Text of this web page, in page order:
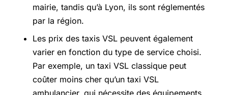
mairie, tandis qu’à Lyon, ils sont réglementés
par la région.
Les prix des taxis VSL peuvent également
varier en fonction du type de service choisi.
Par exemple, un taxi VSL classique peut
coûter moins cher qu’un taxi VSL